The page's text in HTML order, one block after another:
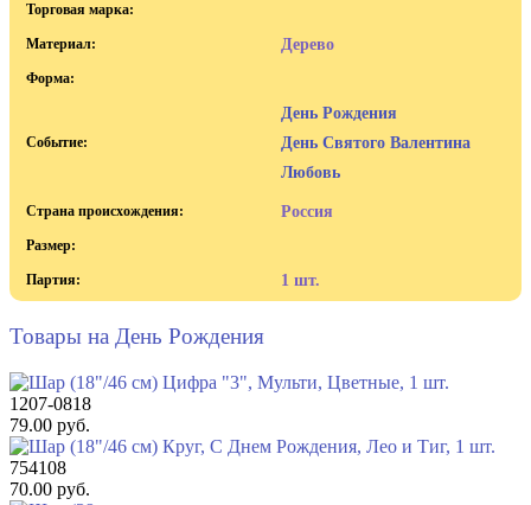
Торговая марка:
Материал: Дерево
Форма:
Событие:
День Рождения
День Святого Валентина
Любовь
Страна происхождения: Россия
Размер:
Партия: 1 шт.
Товары на День Рождения
1207-0818
79.00 руб.
754108
70.00 руб.